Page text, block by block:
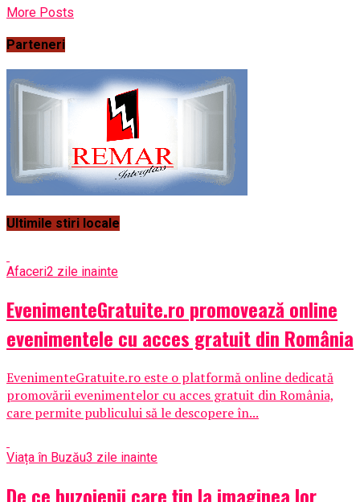
More Posts
Parteneri
Ultimile stiri locale
Afaceri2 zile inainte
EvenimenteGratuite.ro promovează online
evenimentele cu acces gratuit din România
EvenimenteGratuite.ro este o platformă online dedicată
promovării evenimentelor cu acces gratuit din România,
care permite publicului să le descopere în...
Viața în Buzău3 zile inainte
De ce buzoienii care țin la imaginea lor